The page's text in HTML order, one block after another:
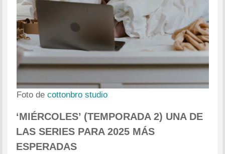
Foto de cottonbro studio
‘MIÉRCOLES’ (TEMPORADA 2) UNA DE
LAS SERIES PARA 2025 MÁS
ESPERADAS